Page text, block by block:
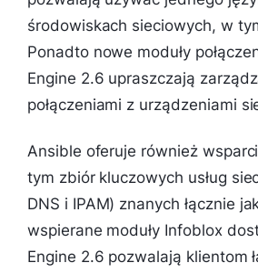
środowiskach sieciowych, w
Ponadto nowe moduły
Engine 2.6 upraszczają
połączeniami z urządzeniami
Ansible oferuje również
tym zbiór kluczowych usług
DNS i IPAM) znanych łącznie
wspierane moduły Infoblox
Engine 2.6 pozwalają klientom